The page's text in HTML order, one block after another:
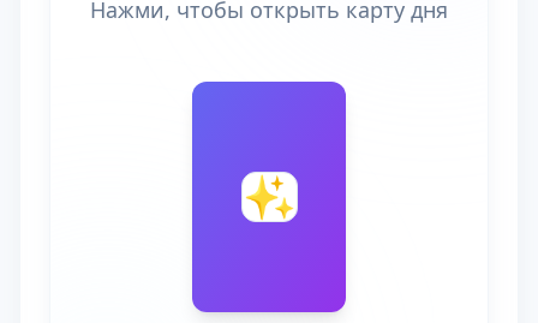
Нажми, чтобы открыть карту дня
🔮
✨